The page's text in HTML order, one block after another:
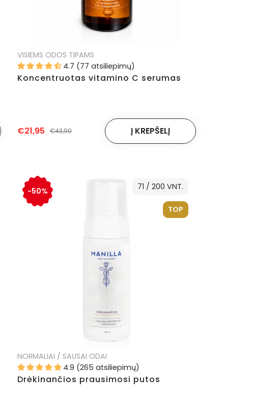
VISIEMS ODOS TIPAMS
4.7 (77 atsiliepimų)
Koncentruotas vitamino C serumas
€21,95 €43,90
-50%
TOP
71 / 200 VNT.
NORMALIAI / SAUSAI ODAI
4.9 (265 atsiliepimų)
Drėkinančios prausimosi putos